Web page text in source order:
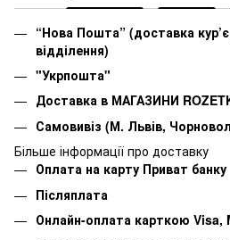
“Нова Пошта” (доставка
відділення)
"Укрпошта"
Доставка в МАГАЗИНИ
Самовивіз (М. Львів,
Більше інформації про доставку
Оплата на карту Приват банку
Післяплата
Онлайн-оплата карткою Visa,